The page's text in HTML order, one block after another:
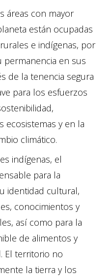
áreas con mayor
están ocupadas
e indígenas, por
permanencia en sus
de la tenencia segura
para los esfuerzos
ecosistemas y en la
climático.
indígenas, el
para la
identidad cultural,
conocimientos y
así como para la
de alimentos y
El territorio no
la tierra y los